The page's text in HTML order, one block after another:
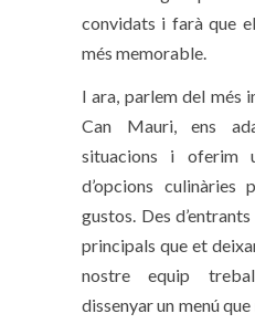
convidats i farà que
més memorable.
I ara, parlem del més
Can Mauri, ens
situacions i oferim
d’opcions
gustos. Des
principals que et
nostre equip
dissenyar un menú